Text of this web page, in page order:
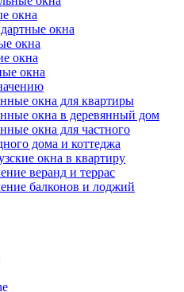
окна
окна
окна
окна
окна
окна для квартиры
окна в деревянный дом
окна для частного
дома и коттеджа
окна в квартиру
веранд и террас
балконов и лоджий